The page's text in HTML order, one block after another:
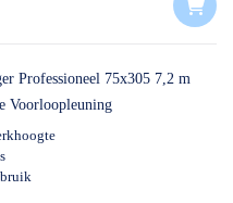
Professioneel 75x305 7,2 m
Voorloopleuning